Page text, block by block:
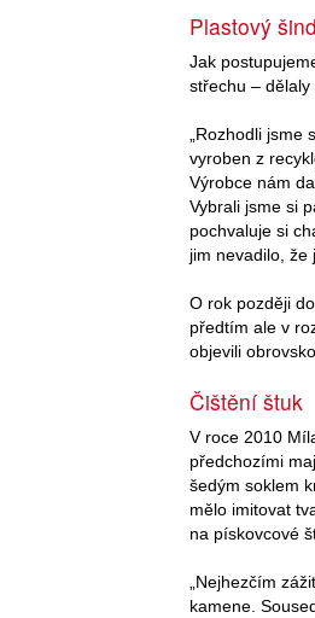
Plastový
Jak
střechu – dělaly
„Rozhodli
vyroben z
Výrobce nám
Vybrali jsme si
pochvaluje si
jim nevadilo, že
O rok později
předtím ale v
objevili
Čištění štuk
V roce 2010
předchozími
šedým soklem
mělo imitovat
na pískovcové
„Nejhezčím
kamene.